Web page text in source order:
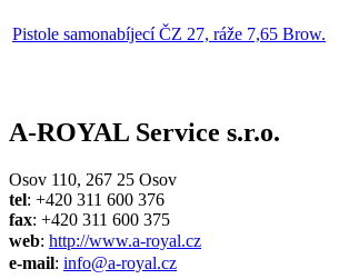
Pistole samonabíjecí ČZ 27, ráže 7,65 Brow.
A-ROYAL Service s.r.o.
Osov 110, 267 25 Osov
tel: +420 311 600 376
fax: +420 311 600 375
web: http://www.a-royal.cz
e-mail: info@a-royal.cz